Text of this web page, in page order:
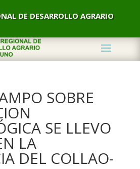
DE DESARROLLO AGRARIO
SOBRE
SE LLEVO
LA
DEL COLLAO-